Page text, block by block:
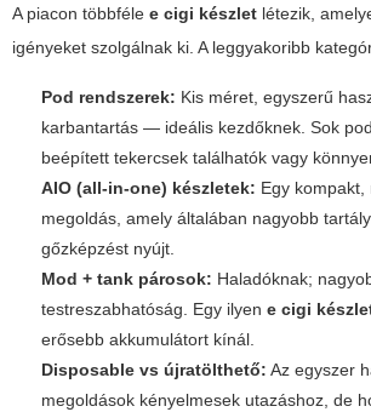
A piacon többféle e cigi készlet létezik,
igényeket szolgálnak ki. A leggyakoribb
Pod rendszerek: Kis méret, egyszerű
karbantartás — ideális kezdőknek. Sok
beépített tekercsek találhatók vagy
AIO (all-in-one) készletek: Egy kompakt,
megoldás, amely általában nagyobb
gőzképzést nyújt.
Mod + tank párosok: Haladóknak;
testreszabhatóság. Egy ilyen e cigi
erősebb akkumulátort kínál.
Disposable vs újratölthető: Az egyszer
megoldások kényelmesek utazáshoz, de